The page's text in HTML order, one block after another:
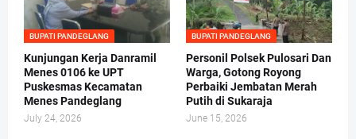
BUPATI PANDEGLANG
Kunjungan Kerja Danramil
Menes 0106 ke UPT
Puskesmas Kecamatan
Menes Pandeglang
July 24, 2026
BUPATI PANDEGLANG
Personil Polsek Pulosari Dan
Warga, Gotong Royong
Perbaiki Jembatan Merah
Putih di Sukaraja
June 15, 2026